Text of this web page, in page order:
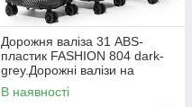
Дорожня валіза 31 ABS-
пластик FASHION 804 dark-
grey.Дорожні валізи на
колесах гуртом і в роздріб в
Україні
В наявності